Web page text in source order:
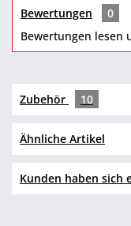
Bewertungen
0
Bewertungen lesen
Zubehör 10
Ähnliche Artikel
Kunden haben sich